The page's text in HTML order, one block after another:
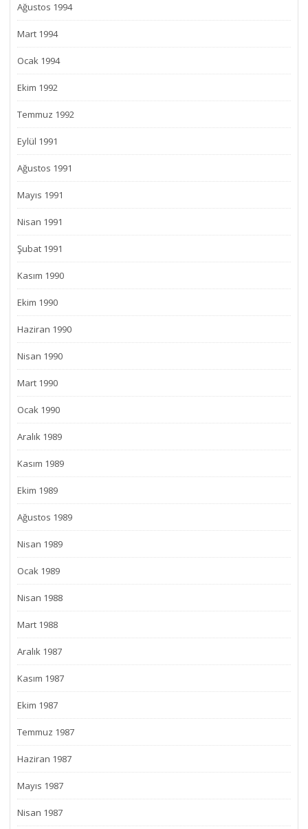
Ağustos 1994
Mart 1994
Ocak 1994
Ekim 1992
Temmuz 1992
Eylül 1991
Ağustos 1991
Mayıs 1991
Nisan 1991
Şubat 1991
Kasım 1990
Ekim 1990
Haziran 1990
Nisan 1990
Mart 1990
Ocak 1990
Aralık 1989
Kasım 1989
Ekim 1989
Ağustos 1989
Nisan 1989
Ocak 1989
Nisan 1988
Mart 1988
Aralık 1987
Kasım 1987
Ekim 1987
Temmuz 1987
Haziran 1987
Mayıs 1987
Nisan 1987